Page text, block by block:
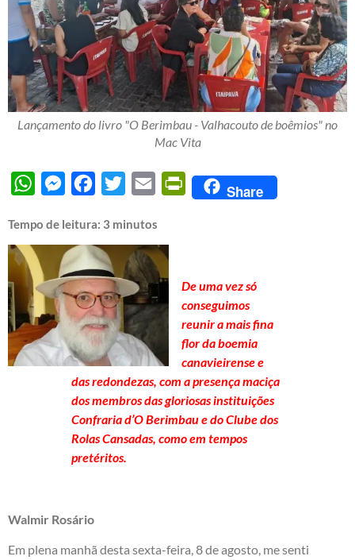
Lançamento do livro "O Berimbau - Valhacouto de boêmios" no
Mac Vita
WhatsAppMessengerFacebook
Twitter Email PrintFriendly
Share
Tempo de leitura: 3 minutos
De uma vez só
conseguimos
reunir a mais fina
flor da boemia
canavieirense e
das redondezas, com a presença maciça
dos membros das gloriosas instituições
Confraria d’O Berimbau e do Clube dos
Rolas Cansadas, como em tempos
pretéritos.
Walmir Rosário
Em plena manhã desta sexta-feira, 8 de agosto, me senti